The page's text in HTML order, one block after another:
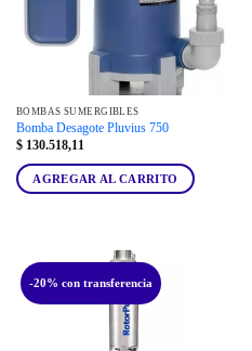
BOMBAS SUMERGIBLES
Bomba Desagote Pluvius 750
$130.518,11
AGREGAR AL CARRITO
-20% con transferencia